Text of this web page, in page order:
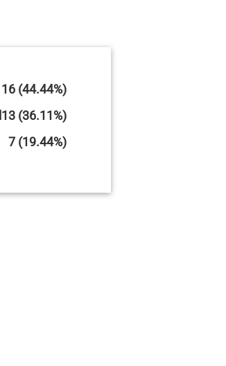
16 (44.44%)
13 (36.11%)
7 (19.44%)